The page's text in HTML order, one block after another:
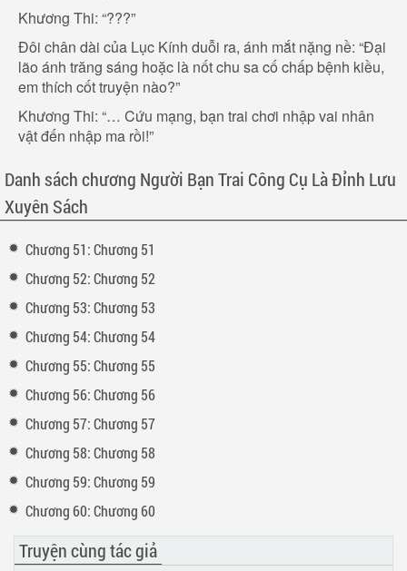
Khương Thi: “???”
Đôi chân dài của Lục Kính duỗi ra, ánh mắt nặng nề: “Đại
lão ánh trăng sáng hoặc là nốt chu sa cố chấp bệnh kiều,
em thích cốt truyện nào?”
Khương Thi: “… Cứu mạng, bạn trai chơi nhập vai nhân
vật đến nhập ma rồi!”
Danh sách chương Người Bạn Trai Công Cụ Là Đỉnh Lưu
Xuyên Sách
Chương 51: Chương 51
Chương 52: Chương 52
Chương 53: Chương 53
Chương 54: Chương 54
Chương 55: Chương 55
Chương 56: Chương 56
Chương 57: Chương 57
Chương 58: Chương 58
Chương 59: Chương 59
Chương 60: Chương 60
Truyện cùng tác giả